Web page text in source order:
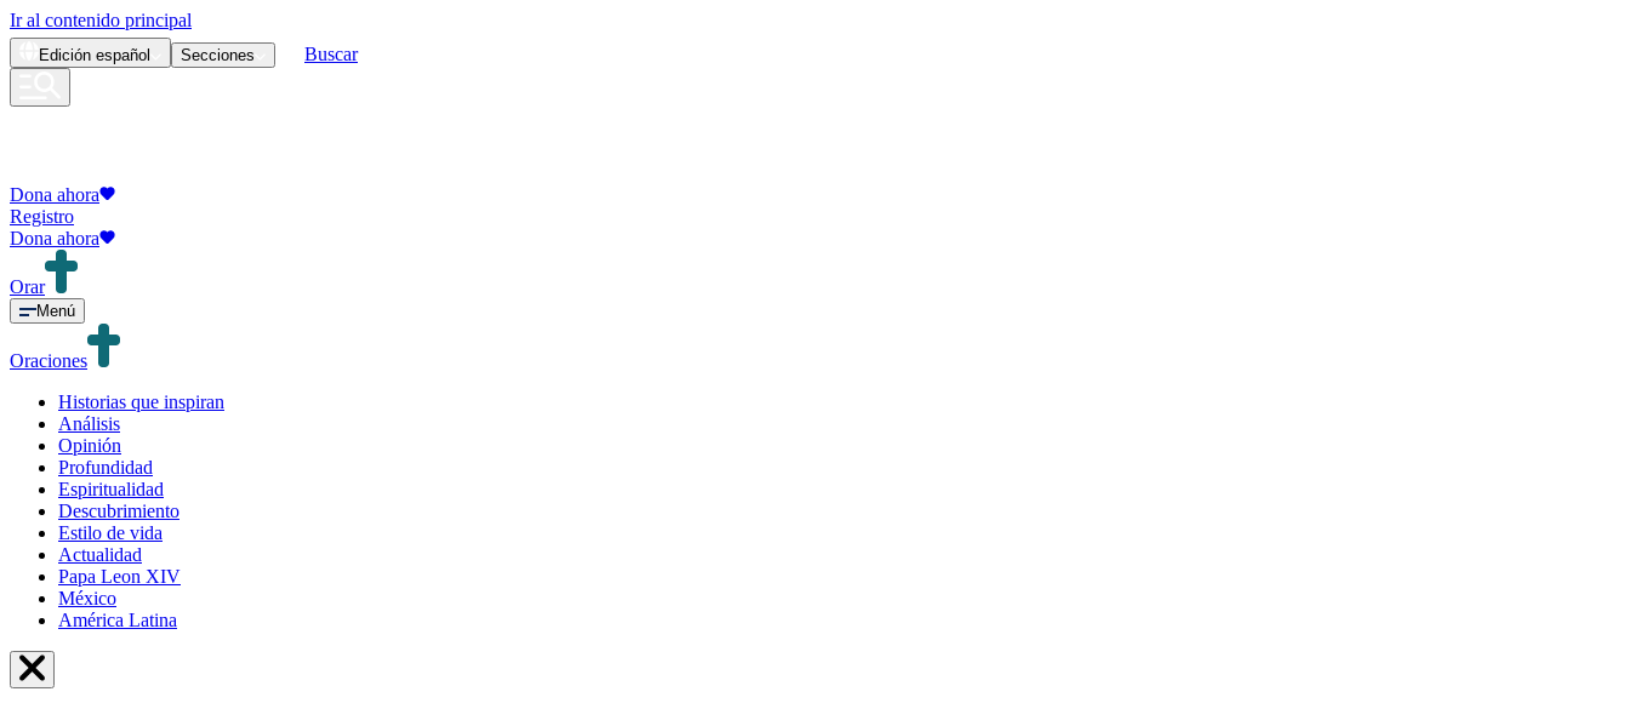
Ir al contenido principal
Edición español Secciones Buscar
Dona ahora
Registro
Dona ahora
Orar
Menú
Oraciones
Historias que inspiran
Análisis
Opinión
Profundidad
Espiritualidad
Descubrimiento
Estilo de vida
Actualidad
Papa Leon XIV
México
América Latina